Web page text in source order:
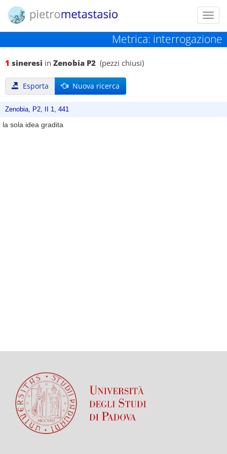
Metrica: interrogazione
1 sineresi in Zenobia P2 (pezzi chiusi)
Esporta Nuova ricerca
Zenobia, P2, II 1, 441
la sola idea gradita